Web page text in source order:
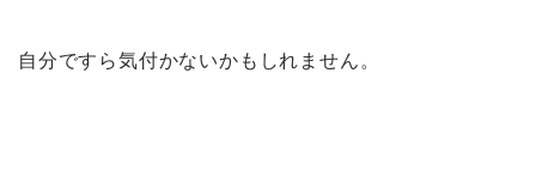
自分ですら気付かないかもしれません。